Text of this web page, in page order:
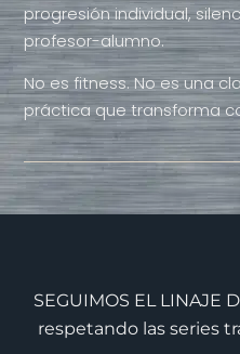
progresión individual,
profesor-alumno.
No es fitness. No es una
práctica que transforma
SEGUIMOS EL LINAJE
respetando las series